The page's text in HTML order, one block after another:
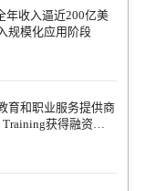
了一个企业就绪的解
据。 Hoxton
数据驱动的世界里，
参与他们重塑企业
组织层级实现实时访
年收入逼近200亿美
规模化应用阶段
育和职业服务提供商
获得融资，
队伍建设